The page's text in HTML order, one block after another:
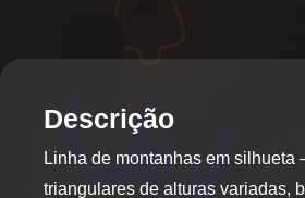
be
Descrição
Linha de montanhas em
triangulares de alturas variadas,